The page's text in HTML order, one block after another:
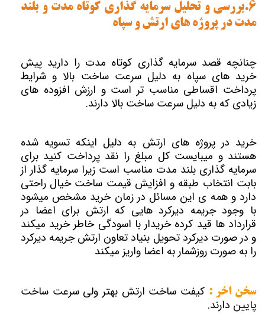
6.بررسی و تحلیل سرمایه گذاری کوتاه مدت و بلند
مدت در پروژه های ارتش و سپاه
چنانچه قصد سرمایه گذاری کوتاه مدت را دارید پیش
خرید های سپاه به دلیل سرعت ساخت بالا و شرایط
پرداخت اقساطی مناسب تر است و ارزش افزوده های
زیادی که به دلیل سرعت ساخت بالا دارند.
خرید در پروژه های ارتش به دلیل اینکه تسویه شده
هستند و میبایست کل مبلغ را نقد پرداخت کنید برای
سرمایه گذاری بلند مدت مناسب است زیرا سرمایه گذار از
بابت انتخاب طبقه و افزایش قیمت ساخت خیال راحتی
دارد و همه ی این مسائل در زمان خرید مشخص میشود
با وجود جریمه دیرکرد هایی که ارتش برای اعضا در
قرارداد ها قید کرده خریدار با اسودگی خاطر خرید میکند
و در صورت دیرکرد تحویل بنیاد تعاون ارتش جریمه دیرکرد
را به صورت روزشمار به اعضا واریز میکند
سخن اخر : کیفت ساخت ارتش بهتر ولی سرعت ساخت
پایین دارند.